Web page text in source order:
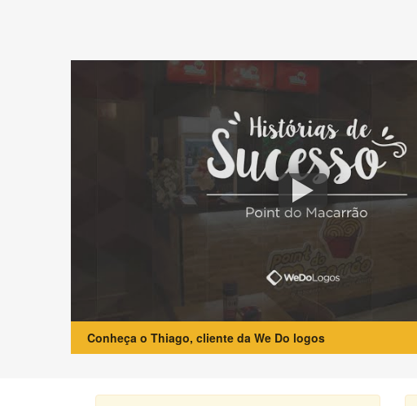
Conheça o Thiago, cliente da We Do logos